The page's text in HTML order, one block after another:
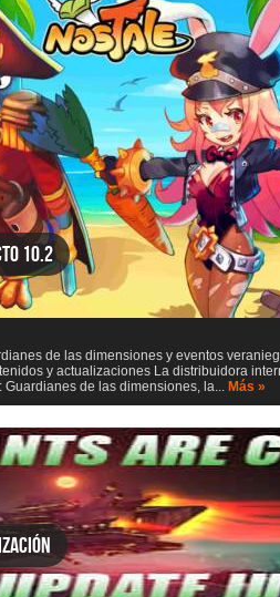
10.2
de las dimensiones y eventos
y actualizaciones La distribuidora
Guardianes de las dimensiones, la... Más »